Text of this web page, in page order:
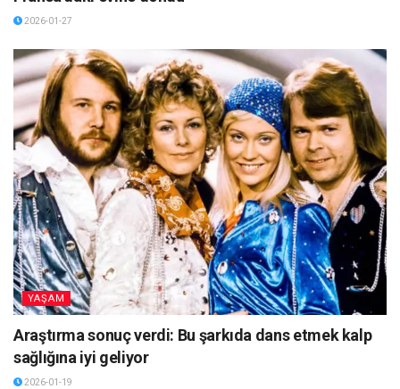
2026-01-27
YAŞAM
Araştırma sonuç verdi: Bu şarkıda dans etmek kalp
sağlığına iyi geliyor
2026-01-19